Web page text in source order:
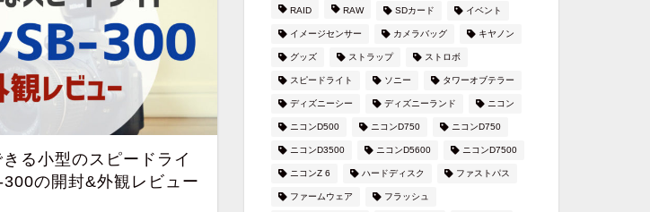
る小型のスピードライ
300の開封&外観レビュー
RAID RAW SDカード イベント
イメージセンサー カメラバッグ キヤノン
グッズ ストラップ ストロボ
スピードライト ソニー タワーオブテラー
ディズニーシー ディズニーランド ニコン
ニコンD500 ニコンD750 ニコンD750
ニコンD3500 ニコンD5600 ニコンD7500
ニコンZ 6 ハードディスク ファストパス
ファームウェア フラッシュ